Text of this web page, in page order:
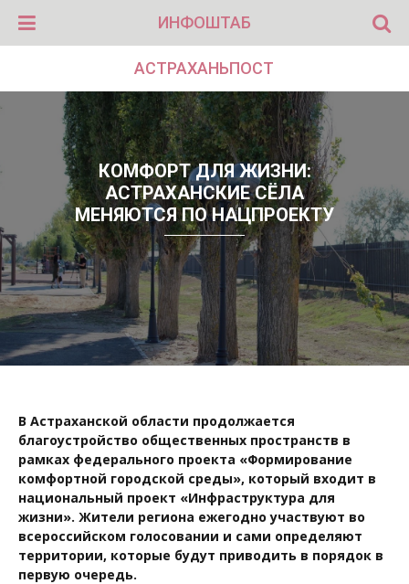
ИНФОШТАБ
АСТРАХАНЬПОСТ
КОМФОРТ ДЛЯ ЖИЗНИ:
АСТРАХАНСКИЕ СЁЛА
МЕНЯЮТСЯ ПО НАЦПРОЕКТУ
В Астраханской области продолжается
благоустройство общественных пространств в
рамках федерального проекта «Формирование
комфортной городской среды», который входит в
национальный проект «Инфраструктура для
жизни». Жители региона ежегодно участвуют во
всероссийском голосовании и сами определяют
территории, которые будут приводить в порядок в
первую очередь.